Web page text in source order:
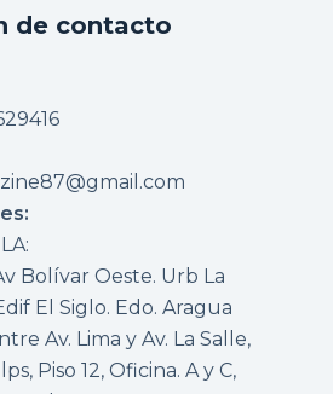
de contacto
Bolívar Oeste. Urb La
El Siglo. Edo. Aragua
Av. Lima y Av. La Salle,
Piso 12, Oficina. A y C,